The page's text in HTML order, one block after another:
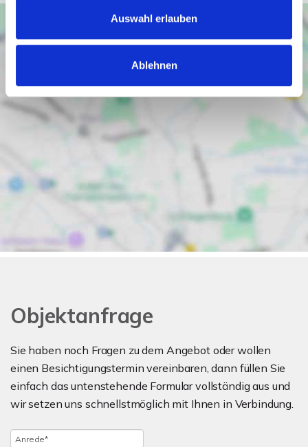
Auswahl erlauben
Ablehnen
Objektanfrage
Sie haben noch Fragen zu dem Angebot oder wollen
einen Besichtigungstermin vereinbaren, dann füllen Sie
einfach das untenstehende Formular vollständig aus und
wir setzen uns schnellstmöglich mit Ihnen in Verbindung.